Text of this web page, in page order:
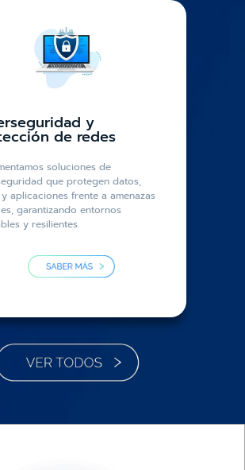
y
de redes
soluciones de
que protegen datos,
aplicaciones frente a amenazas
garantizando entornos
y resilientes.